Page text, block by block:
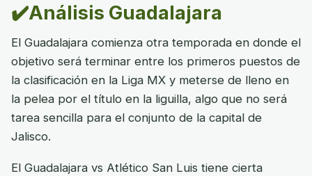
✔️Análisis Guadalajara
El Guadalajara comienza otra temporada en donde el
objetivo será terminar entre los primeros puestos de
la clasificación en la Liga MX y meterse de lleno en
la pelea por el título en la liguilla, algo que no será
tarea sencilla para el conjunto de la capital de
Jalisco.
El Guadalajara vs Atlético San Luis tiene cierta